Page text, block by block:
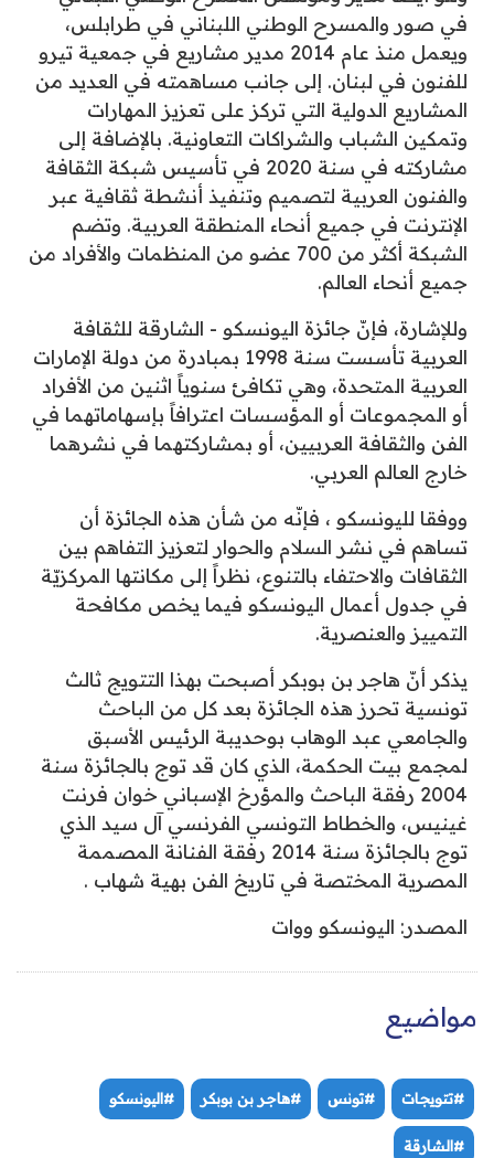
في صور والمسرح الوطني اللبناني في طرابلس،
ويعمل منذ عام 2014 مدير مشاريع في جمعية تيرو
للفنون في لبنان. إلى جانب مساهمته في العديد من
المشاريع الدولية التي تركز على تعزيز المهارات
وتمكين الشباب والشراكات التعاونية. بالإضافة إلى
مشاركته في سنة 2020 في تأسيس شبكة الثقافة
والفنون العربية لتصميم وتنفيذ أنشطة ثقافية عبر
الإنترنت في جميع أنحاء المنطقة العربية. وتضم
الشبكة أكثر من 700 عضو من المنظمات والأفراد من
جميع أنحاء العالم.
وللإشارة، فإنّ جائزة اليونسكو - الشارقة للثقافة
العربية تأسست سنة 1998 بمبادرة من دولة الإمارات
العربية المتحدة، وهي تكافئ سنوياً اثنين من الأفراد
أو المجموعات أو المؤسسات اعترافاً بإسهاماتهما في
الفن والثقافة العربيين، أو بمشاركتهما في نشرهما
خارج العالم العربي.
ووفقا لليونسكو ، فإنّه من شأن هذه الجائزة أن
تساهم في نشر السلام والحوار لتعزيز التفاهم بين
الثقافات والاحتفاء بالتنوع، نظراً إلى مكانتها المركزيّة
في جدول أعمال اليونسكو فيما يخص مكافحة
التمييز والعنصرية.
يذكر أنّ هاجر بن بوبكر أصبحت بهذا التتويج ثالث
تونسية تحرز هذه الجائزة بعد كل من الباحث
والجامعي عبد الوهاب بوحديبة الرئيس الأسبق
لمجمع بيت الحكمة، الذي كان قد توج بالجائزة سنة
2004 رفقة الباحث والمؤرخ الإسباني خوان فرنت
غينيس، والخطاط التونسي الفرنسي آل سيد الذي
توج بالجائزة سنة 2014 رفقة الفنانة المصممة
المصرية المختصة في تاريخ الفن بهية شهاب .
المصدر: اليونسكو ووات
مواضيع
#تتويجات #تونس #هاجر بن بوبكر #اليونسكو
#الشارقة